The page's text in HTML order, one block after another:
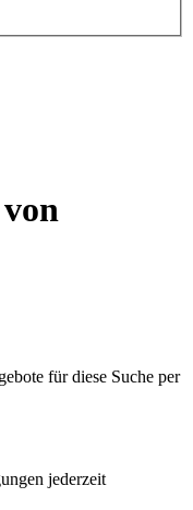
für diese Suche per
jederzeit